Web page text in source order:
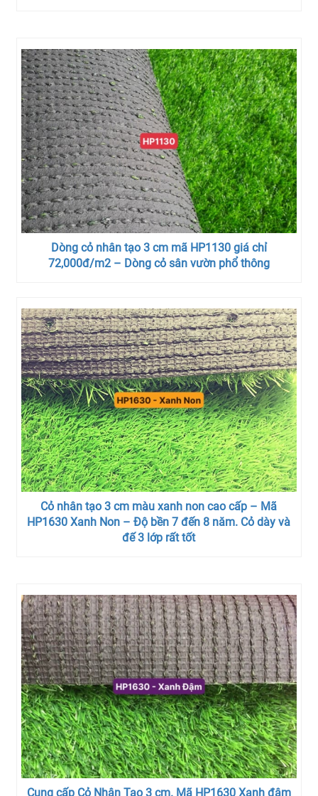
Dòng cỏ nhân tạo 3 cm mã HP1130 giá chỉ
72,000đ/m2 – Dòng cỏ sân vườn phổ thông
Cỏ nhân tạo 3 cm màu xanh non cao cấp – Mã
HP1630 Xanh Non – Độ bền 7 đến 8 năm. Cỏ dày và
đế 3 lớp rất tốt
Cung cấp Cỏ Nhân Tạo 3 cm. Mã HP1630 Xanh đậm